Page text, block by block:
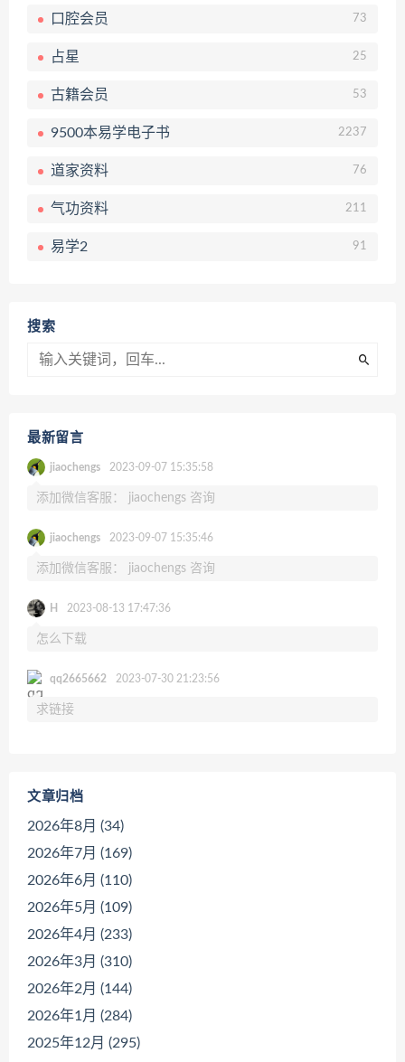
口腔会员 73
占星 25
古籍会员 53
9500本易学电子书 2237
道家资料 76
气功资料 211
易学2 91
搜索
最新留言
jiaochengs 2023-09-07 15:35:58
添加微信客服： jiaochengs 咨询
jiaochengs 2023-09-07 15:35:46
添加微信客服： jiaochengs 咨询
H 2023-08-13 17:47:36
怎么下载
qq2665662 2023-07-30 21:23:56
求链接
文章归档
2026年8月 (34)
2026年7月 (169)
2026年6月 (110)
2026年5月 (109)
2026年4月 (233)
2026年3月 (310)
2026年2月 (144)
2026年1月 (284)
2025年12月 (295)